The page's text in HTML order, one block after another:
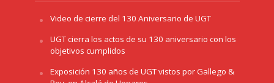
Video de cierre del 130 Aniversario de UGT
UGT cierra los actos de su 130 aniversario con los
objetivos cumplidos
Exposición 130 años de UGT vistos por Gallego &